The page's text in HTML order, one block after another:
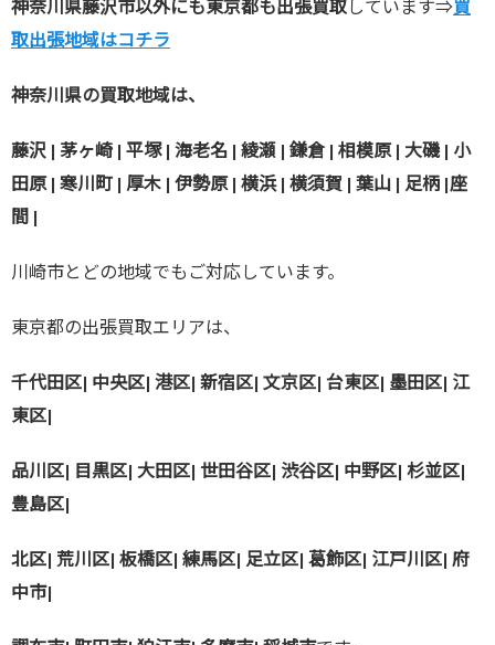
神奈川県藤沢市以外にも東京都も出張買取しています⇒買
取出張地域はコチラ
神奈川県の買取地域は、
藤沢 | 茅ヶ崎 | 平塚 | 海老名 | 綾瀬 | 鎌倉 | 相模原 | 大磯 | 小
田原 | 寒川町 | 厚木 | 伊勢原 | 横浜 | 横須賀 | 葉山 | 足柄 |座
間 |
川崎市とどの地域でもご対応しています。
東京都の出張買取エリアは、
千代田区| 中央区| 港区| 新宿区| 文京区| 台東区| 墨田区| 江
東区|
品川区| 目黒区| 大田区| 世田谷区| 渋谷区| 中野区| 杉並区|
豊島区|
北区| 荒川区| 板橋区| 練馬区| 足立区| 葛飾区| 江戸川区| 府
中市|